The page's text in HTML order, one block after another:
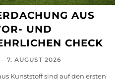
AUS
UND
CHECK
- 7. AUGUST 2026
Kunststoff sind auf den ersten